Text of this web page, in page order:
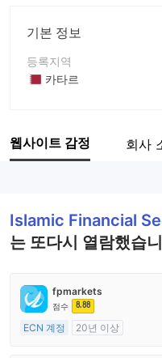
기본 정보
등록지역
카타르
회사 전체 이름
웹사이트 감정 회사
Islamic Financial
는 또다시 열람했습
fpmarkets
점수 8.88
ECN 계정
20년 이상